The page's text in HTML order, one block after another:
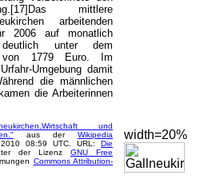
mittlere
arbeitenden
2006 auf monatlich
unter dem
von 1779 Euro. Im
Umgebung damit
die männlichen
die Arbeiterinnen
und
aus der Wikipedia
08:59 UTC. URL: Die
der Lizenz GNU Free
Commons Attribution-
width=20%